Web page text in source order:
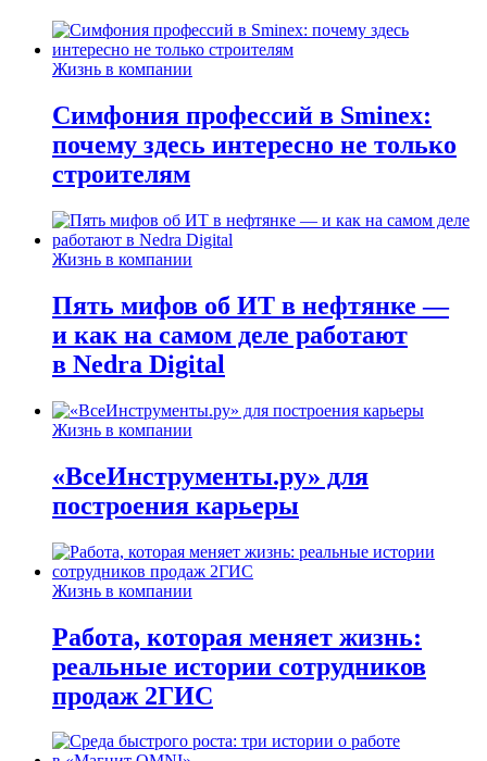
Жизнь в компании
Симфония профессий в Sminex:
почему здесь интересно не только
строителям
Жизнь в компании
Пять мифов об ИТ в нефтянке —
и как на самом деле работают
в Nedra Digital
Жизнь в компании
«ВсеИнструменты.ру» для
построения карьеры
Жизнь в компании
Работа, которая меняет жизнь:
реальные истории сотрудников
продаж 2ГИС